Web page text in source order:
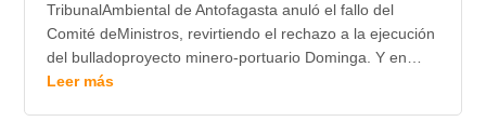
TribunalAmbiental de Antofagasta anuló el fallo del
Comité deMinistros, revirtiendo el rechazo a la ejecución
del bulladoproyecto minero-portuario Dominga. Y en…
Leer más